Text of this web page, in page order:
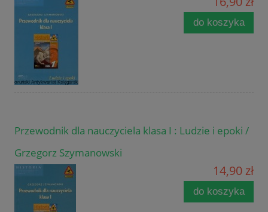
do koszyka
Przewodnik dla nauczyciela klasa I : Ludzie i epoki /
Grzegorz Szymanowski
14,90 zł
do koszyka